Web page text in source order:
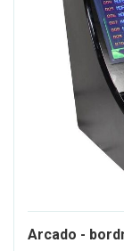
Arcado -